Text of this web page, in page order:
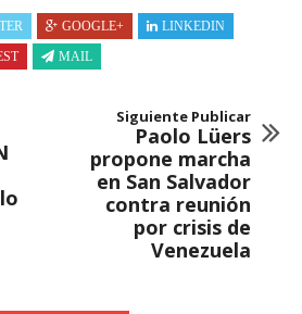
GOOGLE+
LINKEDIN
MAIL
Siguiente Publicar
Paolo Lüers
propone marcha
en San Salvador
contra reunión
por crisis de
Venezuela